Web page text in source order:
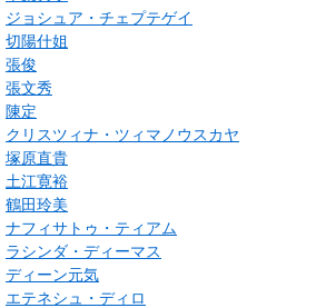
ジョシュア・チェプテゲイ
切陽什姐
張俊
張文秀
陳定
クリスツィナ・ツィマノウスカヤ
塚原直貴
土江寛裕
鶴田玲美
ナフィサトゥ・ティアム
ラシンダ・ディーマス
ディーン元気
エテネシュ・ディロ